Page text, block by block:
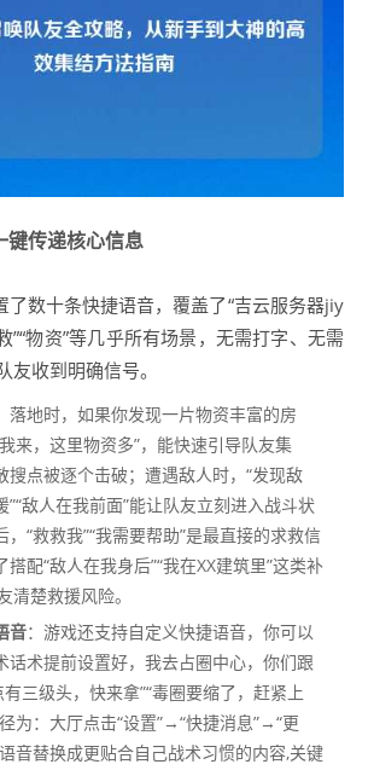
键传递核心信息
了数十条快捷语音，覆盖了“吉云服务器jiy
”“物资”等几乎所有场景，无需打字、无需
友收到明确信号。
落地时，如果你发现一片物资丰富的房
来，这里物资多”，能快速引导队友集
搜点被逐个击破；遭遇敌人时，“发现敌
”“敌人在我前面”能让队友立刻进入战斗状
，“救救我”“我需要帮助”是最直接的求救信
搭配“敌人在我身后”“我在XX建筑里”这类补
清楚救援风险。
音：游戏还支持自定义快捷语音，你可以
话术提前设置好，我去占圈中心，你们跟
有三级头，快来拿”“毒圈要缩了，赶紧上
为：大厅点击“设置”→“快捷消息”→“更
音替换成更贴合自己战术习惯的内容,关键